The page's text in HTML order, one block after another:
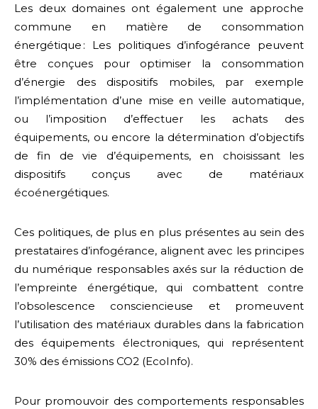
Les deux domaines ont également une approche
commune en matière de consommation
énergétique : Les politiques d’infogérance peuvent
être conçues pour optimiser la consommation
d’énergie des dispositifs mobiles, par exemple
l’implémentation d’une mise en veille automatique,
ou l’imposition d’effectuer les achats des
équipements, ou encore la détermination d’objectifs
de fin de vie d’équipements, en choisissant les
dispositifs conçus avec de matériaux
écoénergétiques.
Ces politiques, de plus en plus présentes au sein des
prestataires d’infogérance, alignent avec les principes
du numérique responsables axés sur la réduction de
l’empreinte énergétique, qui combattent contre
l’obsolescence consciencieuse et promeuvent
l’utilisation des matériaux durables dans la fabrication
des équipements électroniques, qui représentent
30% des émissions CO2 (EcoInfo).
Pour promouvoir des comportements responsables